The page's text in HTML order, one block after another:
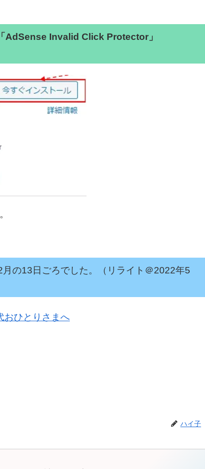
「AdSense Invalid Click Protector」
の13日ごろでした。（リライト＠2022年5
ハイ子